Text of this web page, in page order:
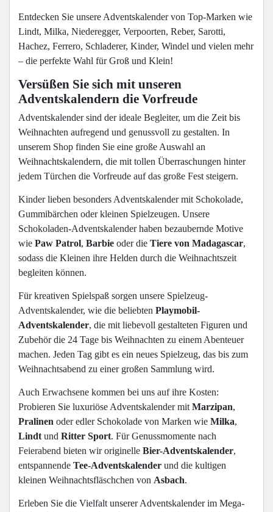
Entdecken Sie unsere Adventskalender von Top-Marken wie
Lindt, Milka, Niederegger, Verpoorten, Reber, Sarotti,
Hachez, Ferrero, Schladerer, Kinder, Windel und vielen mehr
– die perfekte Wahl für Groß und Klein!
Versüßen Sie sich mit unseren
Adventskalendern die Vorfreude
Adventskalender sind der ideale Begleiter, um die Zeit bis
Weihnachten aufregend und genussvoll zu gestalten. In
unserem Shop finden Sie eine große Auswahl an
Weihnachtskalendern, die mit tollen Überraschungen hinter
jedem Türchen die Vorfreude auf das große Fest steigern.
Kinder lieben besonders Adventskalender mit Schokolade,
Gummibärchen oder kleinen Spielzeugen. Unsere
Schokoladen-Adventskalender haben bezaubernde Motive
wie Paw Patrol, Barbie oder die Tiere von Madagascar,
sodass die Kleinen ihre Helden durch die Weihnachtszeit
begleiten können.
Für kreativen Spielspaß sorgen unsere Spielzeug-
Adventskalender, wie die beliebten Playmobil-
Adventskalender, die mit liebevoll gestalteten Figuren und
Zubehör die 24 Tage bis Weihnachten zu einem Abenteuer
machen. Jeden Tag gibt es ein neues Spielzeug, das bis zum
Weihnachtsabend zu einer großen Sammlung wird.
Auch Erwachsene kommen bei uns auf ihre Kosten:
Probieren Sie luxuriöse Adventskalender mit Marzipan,
Pralinen oder edler Schokolade von Marken wie Milka,
Lindt und Ritter Sport. Für Genussmomente nach
Feierabend bieten wir originelle Bier-Adventskalender,
entspannende Tee-Adventskalender und die kultigen
kleinen Weihnachtsfläschchen von Asbach.
Erleben Sie die Vielfalt unserer Adventskalender im Mega-